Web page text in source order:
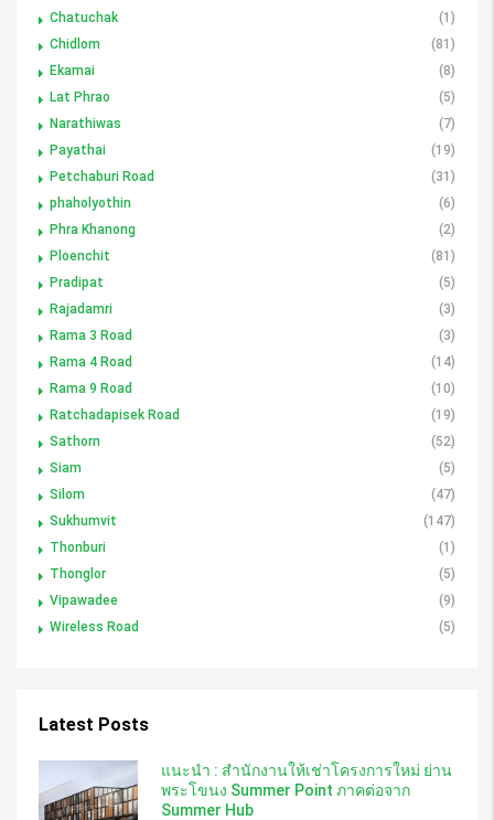
Chatuchak
(1)
Chidlom
(81)
Ekamai
(8)
Lat Phrao
(5)
Narathiwas
(7)
Payathai
(19)
Petchaburi Road
(31)
phaholyothin
(6)
Phra Khanong
(2)
Ploenchit
(81)
Pradipat
(5)
Rajadamri
(3)
Rama 3 Road
(3)
Rama 4 Road
(14)
Rama 9 Road
(10)
Ratchadapisek Road
(19)
Sathorn
(52)
Siam
(5)
Silom
(47)
Sukhumvit
(147)
Thonburi
(1)
Thonglor
(5)
Vipawadee
(9)
Wireless Road
(5)
Latest Posts
แนะนำ : สำนักงานให้เช่าโครงการใหม่ ย่าน
พระโขนง Summer Point ภาคต่อจาก
Summer Hub